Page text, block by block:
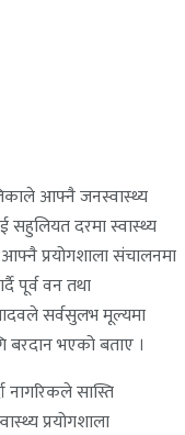
आफ्नै जनस्वास्थ्य
सहुलियत दरमा स्वास्थ्य
प्रयोगशाला संचालनमा
पूर्व वन तथा
सर्वसुलभ मूल्यमा
बरदान भएको बताए ।
नागरिकले सास्ति
प्रयोगशाला